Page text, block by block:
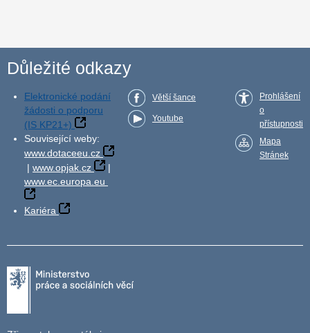
Důležité odkazy
Elektronické podání
žádosti o podporu
(IS KP21+)
Související weby:
www.dotaceeu.cz
| www.opjak.cz
|
www.ec.europa.eu
Kariéra
Větší šance
Youtube
Prohlášení
o
přístupnosti
Mapa
Stránek